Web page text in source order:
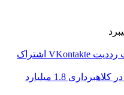
‫رددیت ‫VKontakte اشتراک
مروج HyperFund "Bitcoin Rodney" در کلاهبرداری 1.8 میلیارد